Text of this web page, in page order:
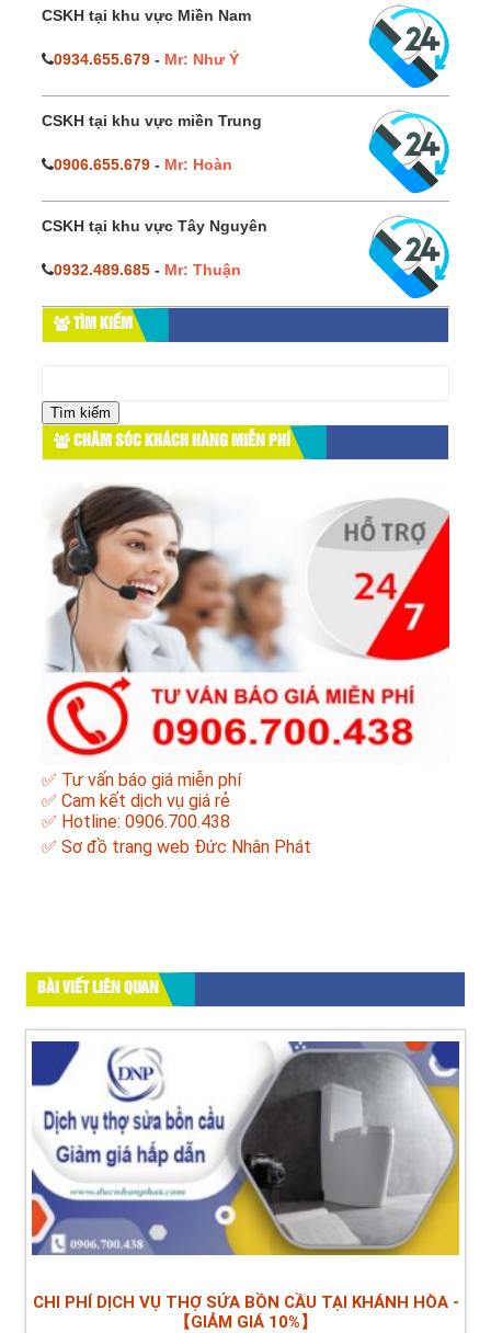
CSKH tại khu vực Miền Nam
0934.655.679 - Mr: Như Ý
CSKH tại khu vực miền Trung
0906.655.679 - Mr: Hoàn
CSKH tại khu vực Tây Nguyên
0932.489.685 - Mr: Thuận
TÌM KIẾM
cho:
CHĂM SÓC KHÁCH HÀNG MIỄN PHÍ
✅ Tư vấn báo giá miễn phí
✅ Cam kết dịch vụ giá rẻ
✅ Hotline: 0906.700.438
✅ Sơ đồ trang web Đức Nhân Phát
BÀI VIẾT LIÊN QUAN
CHI PHÍ DỊCH VỤ THỢ SỬA BỒN CẦU TẠI KHÁNH HÒA -
【GIẢM GIÁ 10%】